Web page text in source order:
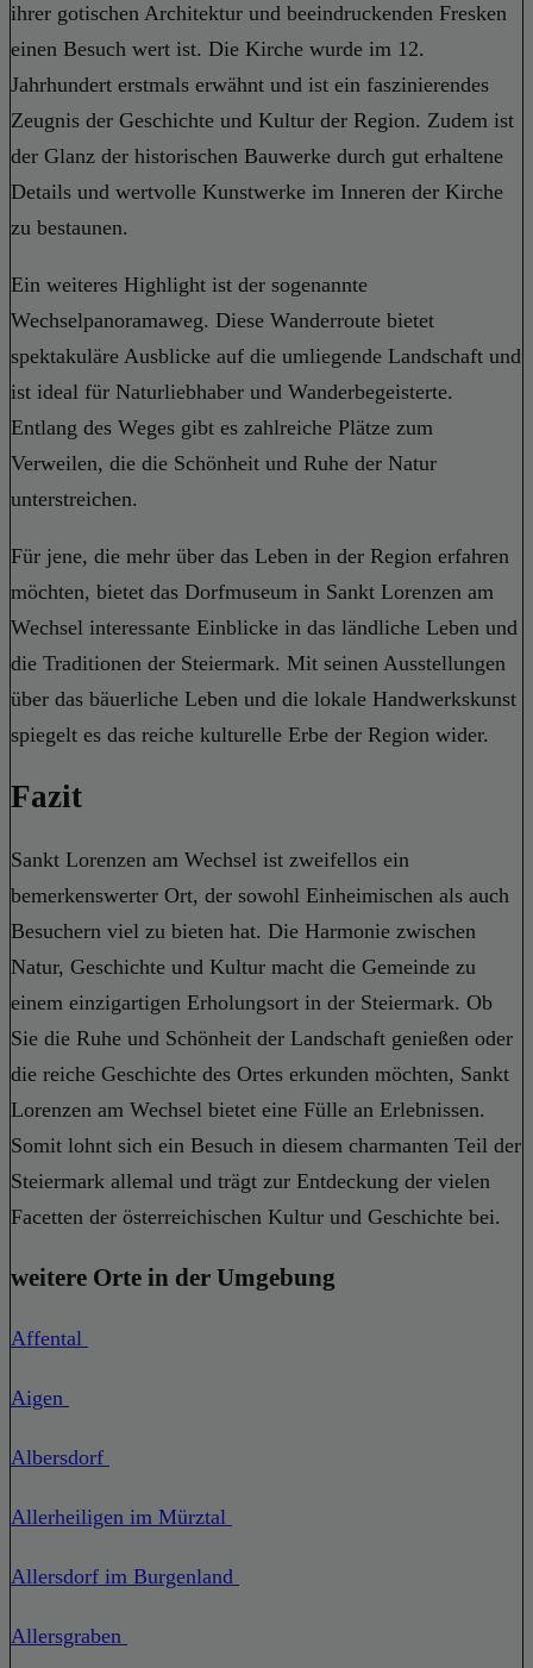
ihrer gotischen Architektur und beeindruckenden Fresken
einen Besuch wert ist. Die Kirche wurde im 12.
Jahrhundert erstmals erwähnt und ist ein faszinierendes
Zeugnis der Geschichte und Kultur der Region. Zudem ist
der Glanz der historischen Bauwerke durch gut erhaltene
Details und wertvolle Kunstwerke im Inneren der Kirche
zu bestaunen.
Ein weiteres Highlight ist der sogenannte
Wechselpanoramaweg. Diese Wanderroute bietet
spektakuläre Ausblicke auf die umliegende Landschaft und
ist ideal für Naturliebhaber und Wanderbegeisterte.
Entlang des Weges gibt es zahlreiche Plätze zum
Verweilen, die die Schönheit und Ruhe der Natur
unterstreichen.
Für jene, die mehr über das Leben in der Region erfahren
möchten, bietet das Dorfmuseum in Sankt Lorenzen am
Wechsel interessante Einblicke in das ländliche Leben und
die Traditionen der Steiermark. Mit seinen Ausstellungen
über das bäuerliche Leben und die lokale Handwerkskunst
spiegelt es das reiche kulturelle Erbe der Region wider.
Fazit
Sankt Lorenzen am Wechsel ist zweifellos ein
bemerkenswerter Ort, der sowohl Einheimischen als auch
Besuchern viel zu bieten hat. Die Harmonie zwischen
Natur, Geschichte und Kultur macht die Gemeinde zu
einem einzigartigen Erholungsort in der Steiermark. Ob
Sie die Ruhe und Schönheit der Landschaft genießen oder
die reiche Geschichte des Ortes erkunden möchten, Sankt
Lorenzen am Wechsel bietet eine Fülle an Erlebnissen.
Somit lohnt sich ein Besuch in diesem charmanten Teil der
Steiermark allemal und trägt zur Entdeckung der vielen
Facetten der österreichischen Kultur und Geschichte bei.
weitere Orte in der Umgebung
Affental
Aigen
Albersdorf
Allerheiligen im Mürztal
Allersdorf im Burgenland
Allersgraben